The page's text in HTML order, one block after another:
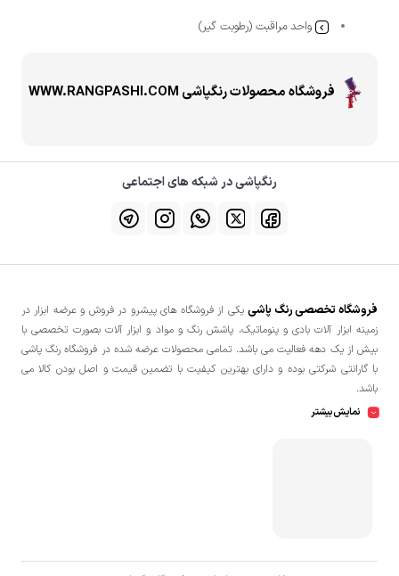
واحد مراقبت (رطوبت گیر)
فروشگاه محصولات رنگپاشی WWW.RANGPASHI.COM
رنگپاشی در شبکه های اجتماعی
فروشگاه تخصصی رنگ پاشییکی از فروشگاه های پیشرو در فروش و عرضه ابزار در
زمینه ابزار آلات بادی و پنوماتیک، پاشش رنگ و مواد و ابزار آلات بصورت تخصصی با
بیش از یک دهه فعالیت می باشد. تمامی محصولات عرضه شده در فروشگاه رنگ پاشی
با گارانتی شرکتی بوده و دارای بهترین کیفیت با تضمین قیمت و اصل بودن کالا می
باشد.
نمایش بیشتر